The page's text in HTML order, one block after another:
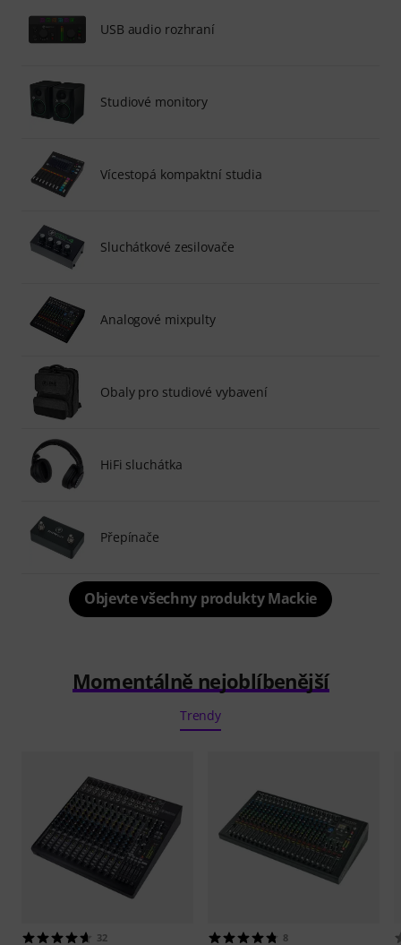
USB audio rozhraní
Studiové monitory
Vícestopá kompaktní studia
Sluchátkové zesilovače
Analogové mixpulty
Obaly pro studiové vybavení
HiFi sluchátka
Přepínače
Objevte všechny produkty Mackie
Momentálně nejoblíbenější
Trendy
32 8